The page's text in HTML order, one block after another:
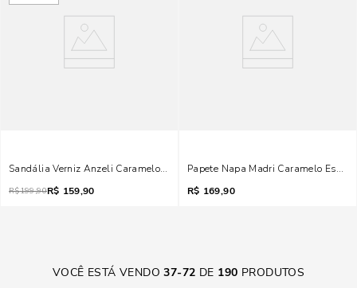
Sandália Verniz Anzeli Caramelo Salto Bloco
R$199,90R$ 159,90
Papete Napa Madri Caramelo Escuro
R$ 169,90
VOCÊ ESTÁ VENDO 37-72 DE 190 PRODUTOS